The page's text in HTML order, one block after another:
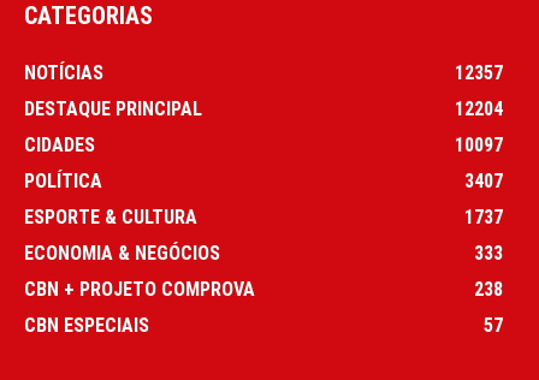
CATEGORIAS
NOTÍCIAS
12357
DESTAQUE PRINCIPAL
12204
CIDADES
10097
POLÍTICA
3407
ESPORTE & CULTURA
1737
ECONOMIA & NEGÓCIOS
333
CBN + PROJETO COMPROVA
238
CBN ESPECIAIS
57